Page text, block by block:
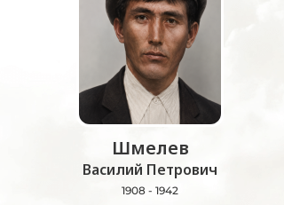
Шмелев
Василий Петрович
1908 - 1942